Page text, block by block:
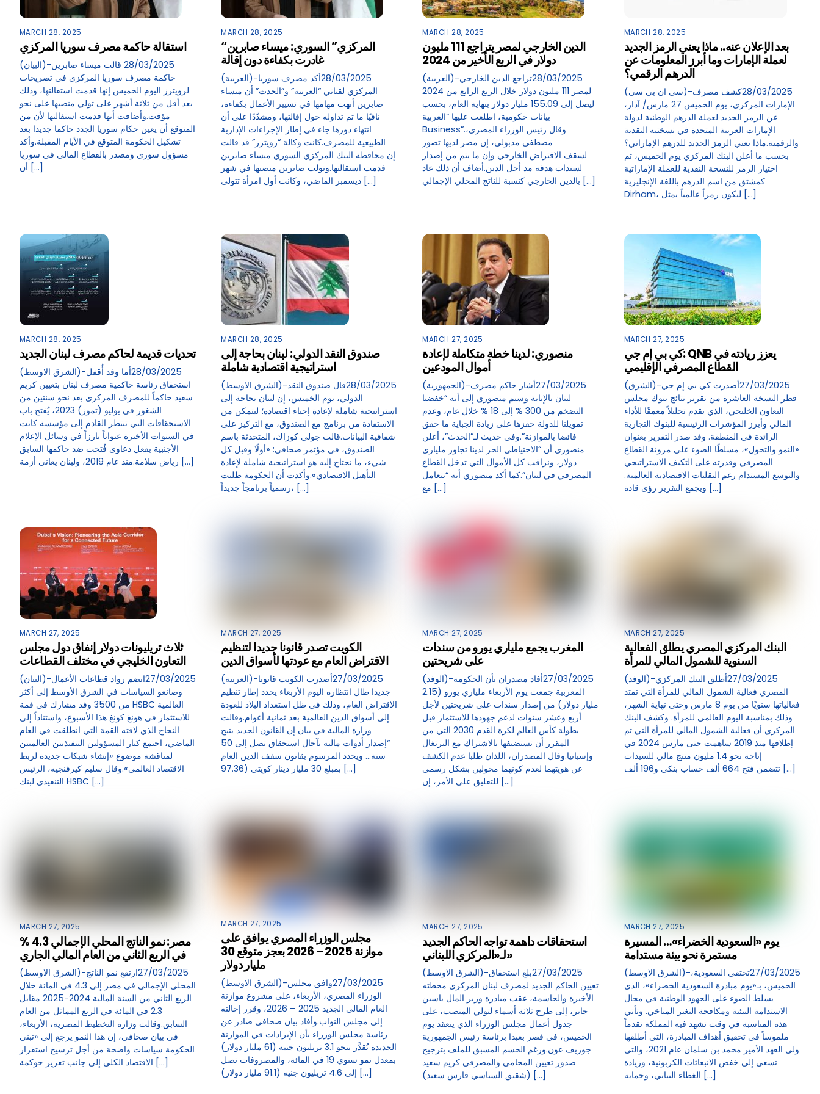
MARCH 28, 2025
استقالة حاكمة مصرف سوريا المركزي
(البيان)-28/03/2025 قالت ميساء صابرين
حاكمة مصرف سوريا المركزي في تصريحات
لرويترز اليوم الخميس إنها قدمت استقالتها، وذلك
بعد أقل من ثلاثة أشهر على تولي منصبها على نحو
مؤقت.وأضافت أنها قدمت استقالتها لأن من
المتوقع أن يعين حكام سوريا الجدد حاكما جديدا بعد
تشكيل الحكومة المتوقع في الأيام المقبلة.وأكد
مسؤول سوري ومصدر بالقطاع المالي في سوريا
أن […]
MARCH 28, 2025
“المركزي” السوري: ميساء صابرين
غادرت بكفاءة دون إقالة
(العربية)-28/03/2025أكد مصرف سوريا
المركزي لقناتي “العربية” و”الحدث” أن ميساء
صابرين أنهت مهامها في تسيير الأعمال بكفاءة،
نافيًا ما تم تداوله حول إقالتها، ومشدّدًا على أن
انتهاء دورها جاء في إطار الإجراءات الإدارية
الطبيعية للمصرف.كانت وكالة “رويترز” قد قالت
إن محافظة البنك المركزي السوري ميساء صابرين
قدمت استقالتها.وتولت صابرين منصبها في شهر
ديسمبر الماضي، وكانت أول امرأة تتولى […]
MARCH 28, 2025
الدين الخارجي لمصر يتراجع 111 مليون
دولار في الربع الأخير من 2024
(العربية)-28/03/2025تراجع الدين الخارجي
لمصر 111 مليون دولار خلال الربع الرابع من 2024
ليصل إلى 155.09 مليار دولار بنهاية العام، بحسب
بيانات حكومية، اطلعت عليها “العربية
Business”.وقال رئيس الوزراء المصري،
مصطفى مدبولي، إن مصر لديها تصور
لسقف الاقتراض الخارجي وإن ما يتم من إصدار
لسندات هدفه مد أجل الدين.أضاف أن ذلك عاد
بالدين الخارجي كنسبة للناتج المحلي الإجمالي […]
MARCH 28, 2025
بعد الإعلان عنه.. ماذا يعني الرمز الجديد
لعملة الإمارات وما أبرز المعلومات عن
الدرهم الرقمي؟
(سي ان بي سي)-28/03/2025كشف مصرف
الإمارات المركزي، يوم الخميس 27 مارس/ آذار،
عن الرمز الجديد لعملة الدرهم الوطنية لدولة
الإمارات العربية المتحدة في نسختيه النقدية
والرقمية.ماذا يعني الرمز الجديد للدرهم الإماراتي؟
بحسب ما أعلن البنك المركزي يوم الخميس، تم
اختيار الرمز للنسخة النقدية للعملة الإماراتية
كمشتق من اسم الدرهم باللغة الإنجليزية
Dirham، ليكون رمزاً عالمياً يمثل […]
MARCH 28, 2025
تحديات قديمة لحاكم مصرف لبنان الجديد
(الشرق الاوسط)-28/03/2025أما وقد أُقفل
استحقاق رئاسة حاكمية مصرف لبنان بتعيين كريم
سعيد حاكماً للمصرف المركزي بعد نحو سنتين من
الشغور في يوليو (تموز) 2023، يُفتح باب
الاستحقاقات التي تنتظر القادم إلى مؤسسة كانت
في السنوات الأخيرة عنواناً بارزاً في وسائل الإعلام
الأجنبية بفعل دعاوى فُتحت ضد حاكمها السابق
رياض سلامة.منذ عام 2019، ولبنان يعاني أزمة […]
MARCH 28, 2025
صندوق النقد الدولي: لبنان بحاجة إلى
استراتيجية اقتصادية شاملة
(الشرق الاوسط)-28/03/2025قال صندوق النقد
الدولي، يوم الخميس، إن لبنان بحاجة إلى
استراتيجية شاملة لإعادة إحياء اقتصاده؛ ليتمكن من
الاستفادة من برنامج مع الصندوق، مع التركيز على
شفافية البيانات.قالت جولي كوزاك، المتحدثة باسم
الصندوق، في مؤتمر صحافي: «أولًا وقبل كل
شيء، ما نحتاج إليه هو استراتيجية شاملة لإعادة
التأهيل الاقتصادي».وأكدت أن الحكومة طلبت
رسمياً برنامجاً جديداً، […]
MARCH 27, 2025
منصوري: لدينا خطة متكاملة لإعادة
أموال المودعين
(الجمهورية)-27/03/2025أ‌شار ‏حاكم مصرف
لبنان بالإنابة وسيم منصوري إلى أنه “خفضنا
التضخم من 300 % إلى 18 % خلال عام، وعدم
تمويلنا للدولة حفزها على زيادة الجباية ما حقق
فائضا بالموازنة”.وفي حديث لـ”الحدث”، أعلن
منصوري أن “الاحتياطي الحر لدينا تجاوز ملياري
دولار، ونراقب كل الأموال التي تدخل القطاع
المصرفي في لبنان”.كما أكد منصوري أنه “نتعامل
مع […]
MARCH 27, 2025
كي بي إم جي: QNB يعزز ريادته في
القطاع المصرفي الإقليمي
(الشرق)-27/03/2025أصدرت كي بي إم جي
قطر النسخة العاشرة من تقرير نتائج بنوك مجلس
التعاون الخليجي، الذي يقدم تحليلاً معمقًا للأداء
المالي وأبرز المؤشرات الرئيسية للبنوك التجارية
الرائدة في المنطقة. وقد صدر التقرير بعنوان
«النمو والتحول»، مسلطًا الضوء على مرونة القطاع
المصرفي وقدرته على التكيف الاستراتيجي
والتوسع المستدام رغم التقلبات الاقتصادية العالمية.
ويجمع التقرير رؤى قادة […]
MARCH 27, 2025
ثلاث تريليونات دولار إنفاق دول مجلس
التعاون الخليجي في مختلف القطاعات
(البيان)-27/03/2025انضم رواد قطاعات الأعمال
وصانعو السياسات في الشرق الأوسط إلى أكثر
من 3500 وفد مشارك في قمة HSBC العالمية
للاستثمار في هونغ كونغ هذا الأسبوع، واستناداً إلى
النجاح الذي لاقته القمة التي انطلقت في العام
الماضي، اجتمع كبار المسؤولين التنفيذيين العالميين
لمناقشة موضوع «إنشاء شبكات جديدة لربط
الاقتصاد العالمي».وقال سليم كيرفنجيه، الرئيس
التنفيذي لبنك HSBC […]
MARCH 27, 2025
الكويت تصدر قانونا جديدا لتنظيم
الاقتراض العام مع عودتها لأسواق الدين
(العربية)-27/03/2025أصدرت الكويت قانونا
جديدا طال انتظاره اليوم الأربعاء يحدد إطار تنظيم
الاقتراض العام، وذلك في ظل استعداد البلاد للعودة
إلى أسواق الدين العالمية بعد ثمانية أعوام.وقالت
وزارة المالية في بيان إن القانون الجديد يتيح
“إصدار أدوات مالية بآجال استحقاق تصل إلى 50
سنة… ويحدد المرسوم بقانون سقف الدين العام
بمبلغ 30 مليار دينار كويتي (97.36 […]
MARCH 27, 2025
المغرب يجمع ملياري يورو من سندات
على شريحتين
(الوفد)-27/03/2025أفاد مصدران بأن الحكومة
المغربية جمعت يوم الأربعاء ملياري يورو (2.15
مليار دولار) من إصدار سندات على شريحتين لأجل
أربع وعشر سنوات لدعم جهودها للاستثمار قبل
بطولة كأس العالم لكرة القدم 2030 التي من
المقرر أن تستضيفها بالاشتراك مع البرتغال
وإسبانيا.وقال المصدران، اللذان طلبا عدم الكشف
عن هويتهما لعدم كونهما مخولين بشكل رسمي
للتعليق على الأمر، إن […]
MARCH 27, 2025
البنك المركزي المصري يطلق الفعالية
السنوية للشمول المالي للمرأة
(الوفد)-27/03/2025أطلق البنك المركزي
المصري فعالية الشمول المالي للمرأة التي تمتد
فعالياتها سنويًا من يوم 8 مارس وحتى نهاية الشهر،
وذلك بمناسبة اليوم العالمي للمرأة. وكشف البنك
المركزي أن فعالية الشمول المالي للمرأة التي تم
إطلاقها منذ 2019 ساهمت حتى مارس 2024 في
إتاحة نحو 1.4 مليون منتج مالي للسيدات
تتضمن فتح 664 ألف حساب بنكي و196 ألف […]
MARCH 27, 2025
مصر: نمو الناتج المحلي الإجمالي 4.3 %
في الربع الثاني من العام المالي الجاري
(الشرق الاوسط)-27/03/2025ارتفع نمو الناتج
المحلي الإجمالي في مصر إلى 4.3 في المائة خلال
الربع الثاني من السنة المالية 2024-2025 مقابل
2.3 في المائة في الربع المماثل من العام
السابق.وقالت وزارة التخطيط المصرية، الأربعاء،
في بيان صحافي، إن هذا النمو يرجع إلى «تبني
الحكومة سياسات واضحة من أجل ترسيخ استقرار
الاقتصاد الكلي إلى جانب تعزيز حوكمة […]
MARCH 27, 2025
مجلس الوزراء المصري يوافق على
موازنة 2025 – 2026 بعجز متوقع 30
مليار دولار
(الشرق الاوسط)-27/03/2025وافق مجلس
الوزراء المصري، الأربعاء، على مشروع موازنة
العام المالي الجديد 2025 – 2026، وقرر إحالته
إلى مجلس النواب.وأفاد بيان صحافي صادر عن
رئاسة مجلس الوزراء بأن الإيرادات في الموازنة
الجديدة تُقدَّر بنحو 3.1 تريليون جنيه (61 مليار دولار)
بمعدل نمو سنوي 19 في المائة، والمصروفات تصل
إلى 4.6 تريليون جنيه (91.1 مليار دولار) […]
MARCH 27, 2025
استحقاقات داهمة تواجه الحاكم الجديد
لـ«المركزي اللبناني»
(الشرق الاوسط)-27/03/2025بلغ استحقاق
تعيين الحاكم الجديد لمصرف لبنان المركزي محطته
الأخيرة والحاسمة، عقب مبادرة وزير المال ياسين
جابر، إلى طرح ثلاثة أسماء لتولي المنصب، على
جدول أعمال مجلس الوزراء الذي ينعقد يوم
الخميس، في قصر بعبدا برئاسة رئيس الجمهورية
جوزيف عون.ورغم الحسم المسبق للملف بترجيح
صدور تعيين المحامي والمصرفي كريم سعيد
(شقيق السياسي فارس سعيد) […]
MARCH 27, 2025
يوم «السعودية الخضراء»… المسيرة
مستمرة نحو بيئة مستدامة
(الشرق الاوسط)-27/03/2025تحتفي السعودية،
الخميس، بـ«يوم مبادرة السعودية الخضراء»، الذي
يسلط الضوء على الجهود الوطنية في مجال
الاستدامة البيئية ومكافحة التغير المناخي. وتأتي
هذه المناسبة في وقت تشهد فيه المملكة تقدماً
ملموساً في تحقيق أهداف المبادرة، التي أطلقها
ولي العهد الأمير محمد بن سلمان عام 2021، والتي
تسعى إلى خفض الانبعاثات الكربونية، وزيادة
الغطاء النباتي، وحماية […]